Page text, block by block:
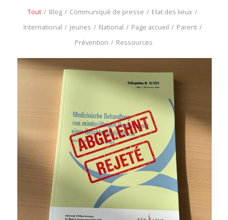
Tout / Blog / Communiqué de presse / Etat des lieux /
International / Jeunes / National / Page accueil / Parent /
Prévention / Ressources